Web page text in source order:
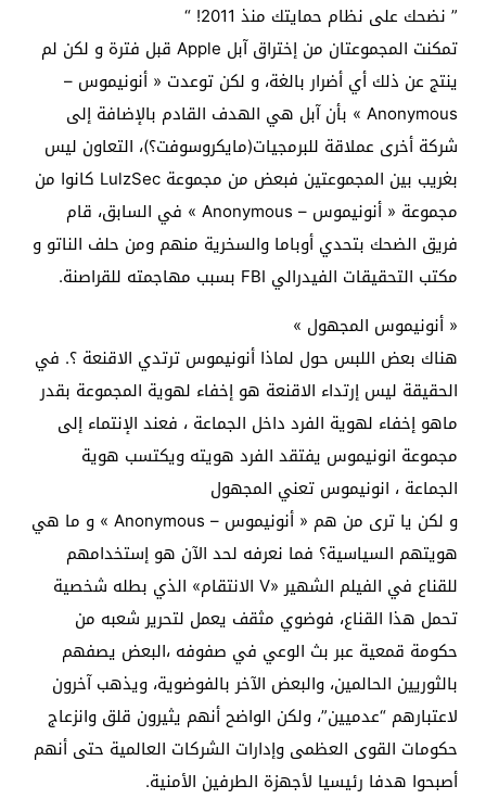
” نضحك على نظام حمايتك منذ 2011! “
تمكنت المجموعتان من إختراق آبل Apple قبل فترة و لكن لم
ينتج عن ذلك أي أضرار بالغة، و لكن توعدت « أنونيموس –
Anonymous » بأن آبل هي الهدف القادم بالإضافة إلى
شركة أخرى عملاقة للبرمجيات(مايكروسوفت؟)، التعاون ليس
بغريب بين المجموعتين فبعض من مجموعة LulzSec كانوا من
مجموعة « أنونيموس – Anonymous » في السابق، قام
فريق الضحك بتحدي أوباما والسخرية منهم ومن حلف الناتو و
مكتب التحقيقات الفيدرالي FBI بسبب مهاجمته للقراصنة.
« أنونيموس المجهول »
هناك بعض اللبس حول لماذا أنونيموس ترتدي الاقنعة ؟. في
الحقيقة ليس إرتداء الاقنعة هو إخفاء لهوية المجموعة بقدر
ماهو إخفاء لهوية الفرد داخل الجماعة ، فعند الإنتماء إلى
مجموعة انونيموس يفتقد الفرد هويته ويكتسب هوية
الجماعة ، انونيموس تعني المجهول
و لكن يا ترى من هم « أنونيموس – Anonymous » و ما هي
هويتهم السياسية؟ فما نعرفه لحد الآن هو إستخدامهم
للقناع في الفيلم الشهير «V الانتقام» الذي بطله شخصية
تحمل هذا القناع، فوضوي مثقف يعمل لتحرير شعبه من
حكومة قمعية عبر بث الوعي في صفوفه ،البعض يصفهم
بالثوريين الحالمين، والبعض الآخر بالفوضوية، ويذهب آخرون
لاعتبارهم “عدميين”، ولكن الواضح أنهم يثيرون قلق وانزعاج
حكومات القوى العظمى وإدارات الشركات العالمية حتى أنهم
أصبحوا هدفا رئيسيا لأجهزة الطرفين الأمنية.